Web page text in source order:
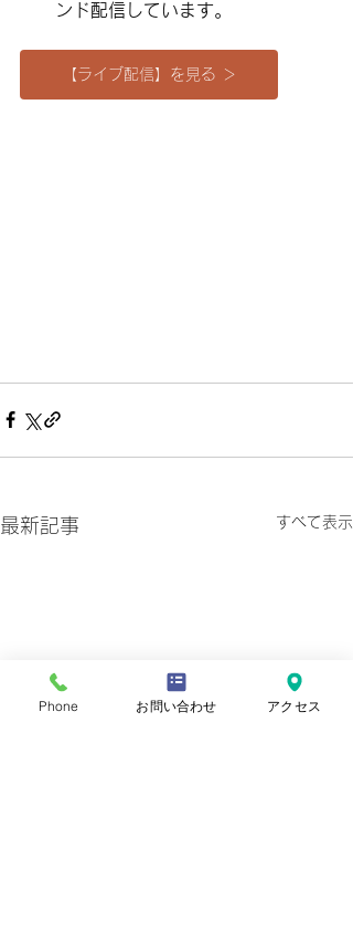
ンド配信しています。
【ライブ配信】を見る ＞
最新記事 すべて表示
Phone お問い合わせ アクセス